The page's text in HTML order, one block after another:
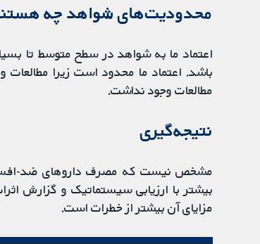
محدودیت‌های شواهد چه
اعتماد ما به شواهد در سطح متوسط تا
باشد. اعتماد ما محدود است زیرا
مطالعات وجود نداشت.
نتیجه‌گیری‌
مشخص نیست که مصرف داروهای ضد-
بیشتر با ارزیابی سیستماتیک و گزارش
مزایای آن بیشتر از خطرات است.